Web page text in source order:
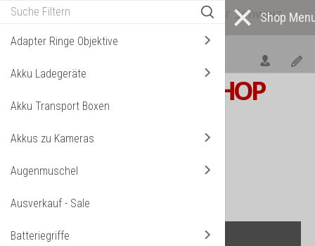
Alle* Artikel ab eigenem Lager in der Schweiz
lieferbar! *
Mehr darüber...
S W I S S PHOTOSHOP
IHR WARENKORB IST NOCH LEER.
Adapter Ringe Objektive
Akku Ladegeräte
Akku Transport Boxen
Akkus zu Kameras
Augenmuschel
Ausverkauf - Sale
Batteriegriffe